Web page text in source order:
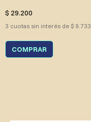
$ 29.200
3 cuotas sin interés de $ 9.733
COMPRAR